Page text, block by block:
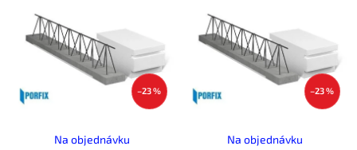
–23 %
Na objednávku
–23 %
Na objednávku